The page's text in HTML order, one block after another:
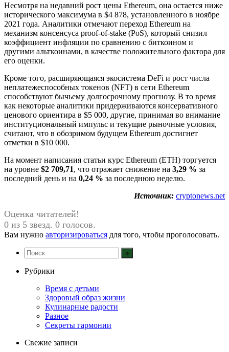
Несмотря на недавний рост цены Ethereum, она остается ниже
исторического максимума в $4 878, установленного в ноябре
2021 года. Аналитики отмечают переход Ethereum на
механизм консенсуса proof-of-stake (PoS), который снизил
коэффициент инфляции по сравнению с биткоином и
другими альткоинами, в качестве положительного фактора для
его оценки.
Кроме того, расширяющаяся экосистема DeFi и рост числа
неплатежеспособных токенов (NFT) в сети Ethereum
способствуют бычьему долгосрочному прогнозу. В то время
как некоторые аналитики придерживаются консервативного
ценового ориентира в $5 000, другие, принимая во внимание
институциональный импульс и текущие рыночные условия,
считают, что в обозримом будущем Ethereum достигнет
отметки в $10 000.
На момент написания статьи курс Ethereum (ETH) торгуется
на уровне $2 709,71, что отражает снижение на 3,29 % за
последний день и на 0,24 % за последнюю неделю.
Источник: cryptonews.net
Оценка читателей!
0 из 5 звезд. 0 голосов.
Вам нужно авторизироваться для того, чтобы проголосовать.
Рубрики
Время с детьми
Здоровый образ жизни
Кулинарные радости
Разное
Секреты гармонии
Свежие записи